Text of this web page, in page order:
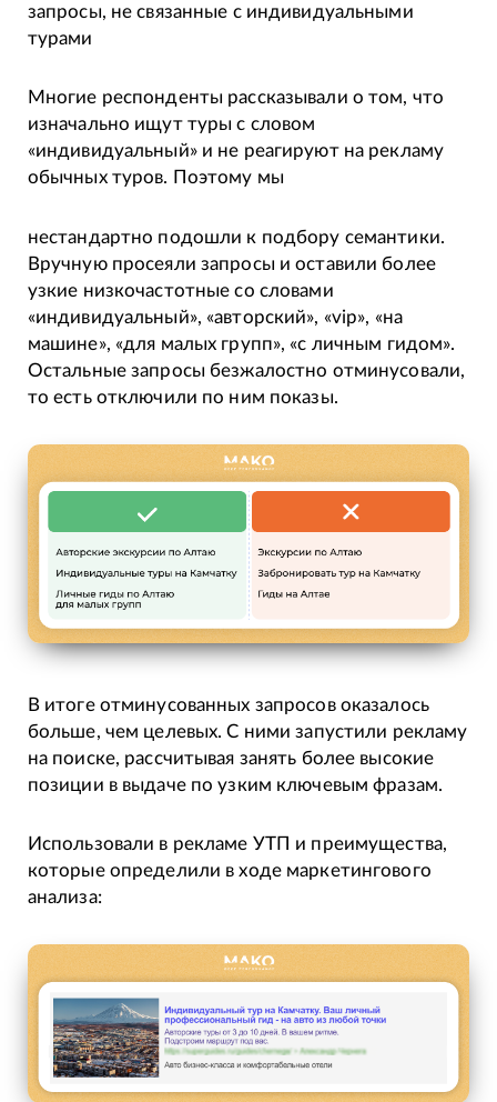
запросы, не связанные с индивидуальными
турами
Многие респонденты рассказывали о том, что
изначально ищут туры с словом
«индивидуальный» и не реагируют на рекламу
обычных туров. Поэтому мы
нестандартно подошли к подбору семантики.
Вручную просеяли запросы и оставили более
узкие низкочастотные со словами
«индивидуальный», «авторский», «vip», «на
машине», «для малых групп», «с личным гидом».
Остальные запросы безжалостно отминусовали,
то есть отключили по ним показы.
В итоге отминусованных запросов оказалось
больше, чем целевых. С ними запустили рекламу
на поиске, рассчитывая занять более высокие
позиции в выдаче по узким ключевым фразам.
Использовали в рекламе УТП и преимущества,
которые определили в ходе маркетингового
анализа: